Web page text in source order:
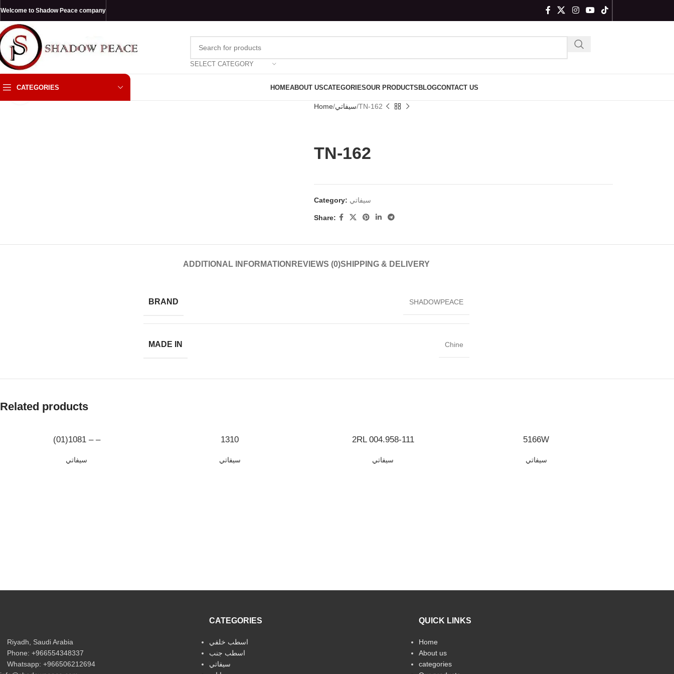
Welcome to Shadow Peace company
SELECT CATEGORY
CATEGORIES HOMEABOUT USCATEGORIESOUR PRODUCTSBLOGCONTACT US
Click to enlarge
Home سيفاتي TN-162
TN-162
Category: سيفاتي
Share:
ADDITIONAL INFORMATION REVIEWS (0)SHIPPING & DELIVERY
BRAND SHADOWPEACE
MADE IN Chine
Related products
(01)1081 – –
سيفاتي
1310
سيفاتي
2RL 004.958-111
سيفاتي
5166W
سيفاتي
Riyadh, Saudi Arabia
Phone: +966554348337
Whatsapp: +966506212694‬
CATEGORIES
اسطب خلفي
اسطب جنب
سيفاتي
QUICK LINKS
Home
About us
categories